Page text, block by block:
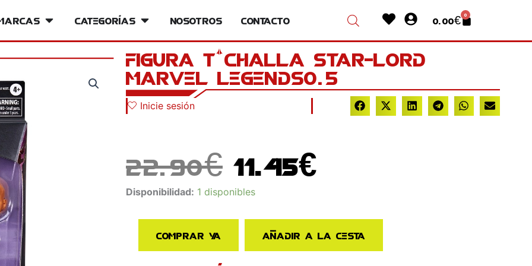
Open MarcasCategorías Open Categorías
Nosotros Contacto HeartUser-
circle
0.00€ 0
Cart
Figura T’Challa Star-Lord
Marvel Legends0.5
Inicie sesión
22.90€ El
precio
original
era:
11.45€
actual
es:
Disponibilidad: 1 disponibles
Figura
Star-
Marvel
Comprar ya Añadir a la cesta